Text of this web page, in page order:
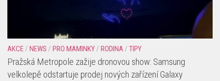
AKCE/ NEWS / PRO MAMINKY/ RODINA/ TIPY
Pražská Metropole zažije dronovou show: Samsung
velkolepě odstartuje prodej nových zařízení Galaxy